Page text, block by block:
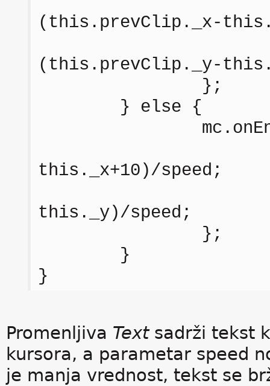
(this.prevClip._x-
(this.prevClip._y-
};
} else {
this._x+10)/speed;
this._y)/speed;
};
}
}
Promenljiva Textsadrži tekst
kursora, a parametar speed
je manja vrednost, tekst se